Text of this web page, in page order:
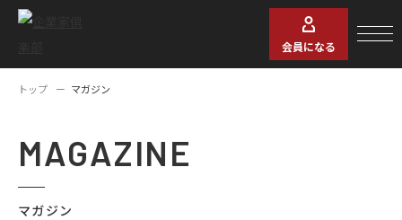
会員になる
トップ マガジン
MAGAZINE
マガジン